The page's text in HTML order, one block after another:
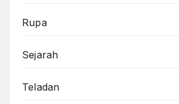
Rupa
Sejarah
Teladan